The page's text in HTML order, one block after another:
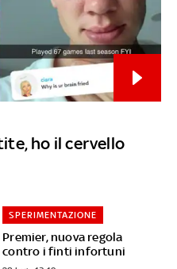
ho il cervello
Premier, nuova regola
contro i finti infortuni
SPERIMENTAZIONE